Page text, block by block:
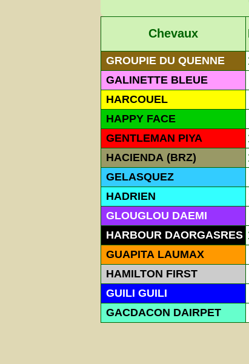
Chevaux
GROUPIE DU QUENNE
GALINETTE BLEUE
HARCOUEL
HAPPY FACE
GENTLEMAN PIYA
HACIENDA (BRZ)
GELASQUEZ
HADRIEN
GLOUGLOU DAEMI
HARBOUR DAORGASRES
GUAPITA LAUMAX
HAMILTON FIRST
GUILI GUILI
GACDACON DAIRPET